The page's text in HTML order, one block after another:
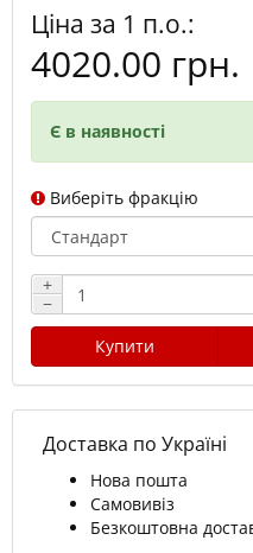
Ціна за 1 п.о.:
4020.00 грн.
Є в наявності
Виберіть фракцію
+
−
Купити
Доставка по Україні
Нова пошта
Самовивіз
Безкоштовна